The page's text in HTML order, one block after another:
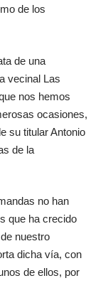
de los
de una
vecinal Las
nos hemos
ocasiones,
su titular Antonio
de la
no han
que ha crecido
nuestro
dicha vía, con
de ellos, por